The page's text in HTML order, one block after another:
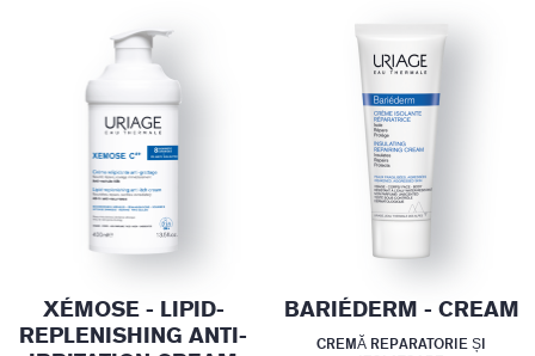
XÉMOSE - LIPID-
REPLENISHING ANTI-
BARIÉDERM - CREAM
CREMĂ REPARATORIE ȘI